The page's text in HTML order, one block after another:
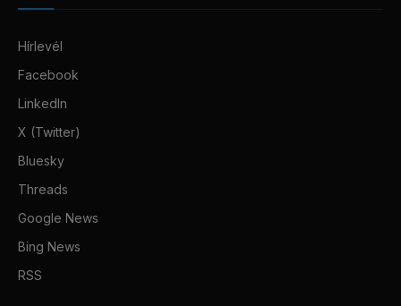
Hírlevél
Facebook
LinkedIn
X (Twitter)
Bluesky
Threads
Google News
Bing News
RSS